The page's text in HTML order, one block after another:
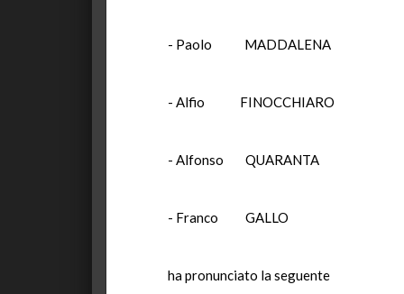
- Paolo
- Alfio
- Alfonso
- Franco
ha pronunciato la seguente